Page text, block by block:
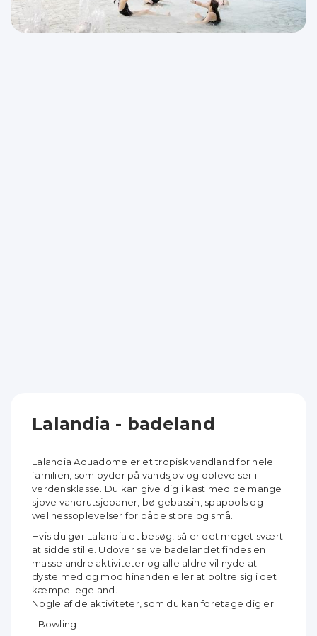
Lalandia - badeland
Lalandia Aquadome er et tropisk vandland for hele
familien, som byder på vandsjov og oplevelser i
verdensklasse. Du kan give dig i kast med de mange
sjove vandrutsjebaner, bølgebassin, spapools og
wellnessoplevelser for både store og små.
Hvis du gør Lalandia et besøg, så er det meget svært
at sidde stille. Udover selve badelandet findes en
masse andre aktiviteter og alle aldre vil nyde at
dyste med og mod hinanden eller at boltre sig i det
kæmpe legeland.
Nogle af de aktiviteter, som du kan foretage dig er:
- Bowling